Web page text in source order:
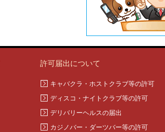
許可届出について
キャバクラ・ホストクラブ等の許可
ディスコ・ナイトクラブ等の許可
デリバリーヘルスの届出
カジノバー・ダーツバー等の許可